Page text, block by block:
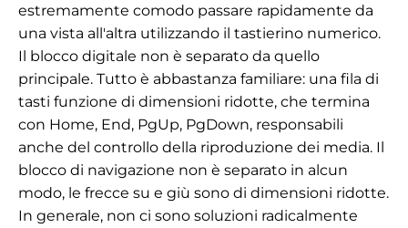
estremamente comodo passare rapidamente da
una vista all'altra utilizzando il tastierino numerico.
Il blocco digitale non è separato da quello
principale. Tutto è abbastanza familiare: una fila di
tasti funzione di dimensioni ridotte, che termina
con Home, End, PgUp, PgDown, responsabili
anche del controllo della riproduzione dei media. Il
blocco di navigazione non è separato in alcun
modo, le frecce su e giù sono di dimensioni ridotte.
In generale, non ci sono soluzioni radicalmente